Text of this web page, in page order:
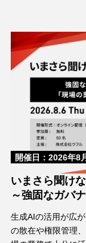
なくありません。
トレンドを踏まえ
開催日：2026年8
いまさら聞け
～強固なガバ
の業務を動か
生成AIの活用が広
の散在や権限管理